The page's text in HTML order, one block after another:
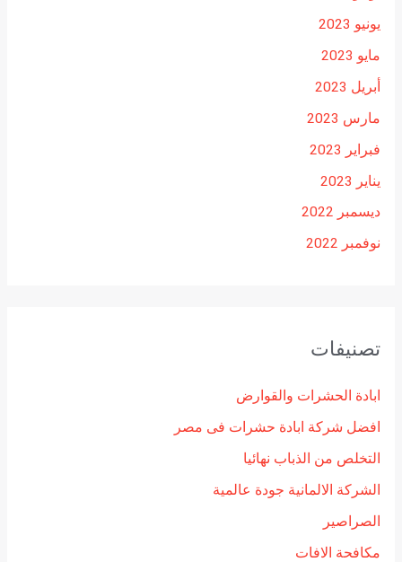
يونيو 2023
مايو 2023
أبريل 2023
مارس 2023
فبراير 2023
يناير 2023
ديسمبر 2022
نوفمبر 2022
تصنيفات
ابادة الحشرات والقوارض
افضل شركة ابادة حشرات فى مصر
التخلص من الذباب نهائيا
الشركة الالمانية جودة عالمية
الصراصير
مكافحة الافات